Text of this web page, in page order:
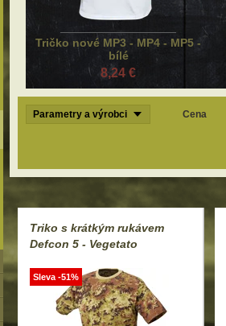
Tričko nové MP3 - MP4 - MP5 -
bílé
8,24 €
Parametry a výrobci Cena
Triko s krátkým rukávem
Defcon 5 - Vegetato
Sleva -51%